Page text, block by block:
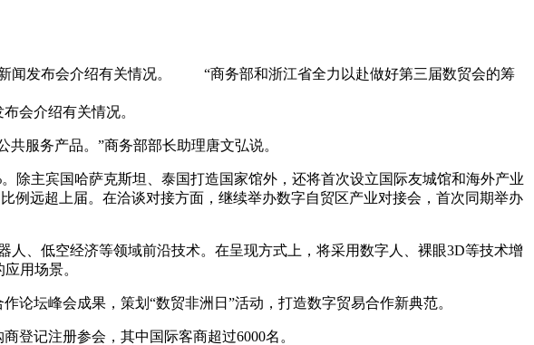
闻发布会介绍有关情况。 “商务部和浙江省全力以赴做好第三届数贸会的筹
会介绍有关情况。
服务产品。”商务部部长助理唐文弘说。
主宾国哈萨克斯坦、泰国打造国家馆外，还将首次设立国际友城馆和海外产业
例远超上届。在洽谈对接方面，继续举办数字自贸区产业对接会，首次同期举办
、低空经济等领域前沿技术。在呈现方式上，将采用数字人、裸眼3D等技术增
用场景。
坛峰会成果，策划“数贸非洲日”活动，打造数字贸易合作新典范。
记注册参会，其中国际客商超过6000名。